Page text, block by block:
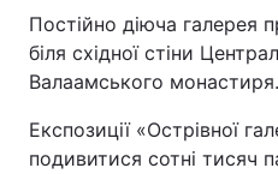
Постійно діюча галерея
біля східної стіни
Валаамського монастиря.
Експозиції «Острівної
подивитися сотні тисяч